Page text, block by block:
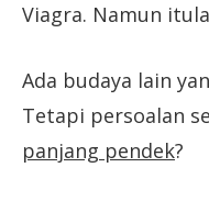
Viagra. Namun
Ada budaya lain
Tetapi persoalan
panjang pendek?